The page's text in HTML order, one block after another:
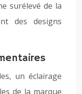
surélevé de la
des designs
un éclairage
de la marque